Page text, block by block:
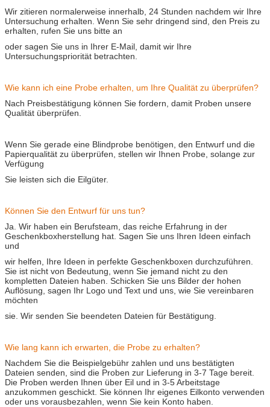
Wir zitieren normalerweise innerhalb, 24 Stunden nachdem wir Ihre
Untersuchung erhalten. Wenn Sie sehr dringend sind, den Preis zu
erhalten, rufen Sie uns bitte an
oder sagen Sie uns in Ihrer E-Mail, damit wir Ihre
Untersuchungspriorität betrachten.
Wie kann ich eine Probe erhalten, um Ihre Qualität zu überprüfen?
Nach Preisbestätigung können Sie fordern, damit Proben unsere
Qualität überprüfen.
Wenn Sie gerade eine Blindprobe benötigen, den Entwurf und die
Papierqualität zu überprüfen, stellen wir Ihnen Probe, solange zur
Verfügung
Sie leisten sich die Eilgüter.
Können Sie den Entwurf für uns tun?
Ja. Wir haben ein Berufsteam, das reiche Erfahrung in der
Geschenkboxherstellung hat. Sagen Sie uns Ihren Ideen einfach
und
wir helfen, Ihre Ideen in perfekte Geschenkboxen durchzuführen.
Sie ist nicht von Bedeutung, wenn Sie jemand nicht zu den
kompletten Dateien haben. Schicken Sie uns Bilder der hohen
Auflösung, sagen Ihr Logo und Text und uns, wie Sie vereinbaren
möchten
sie. Wir senden Sie beendeten Dateien für Bestätigung.
Wie lang kann ich erwarten, die Probe zu erhalten?
Nachdem Sie die Beispielgebühr zahlen und uns bestätigten
Dateien senden, sind die Proben zur Lieferung in 3-7 Tage bereit.
Die Proben werden Ihnen über Eil und in 3-5 Arbeitstage
anzukommen geschickt. Sie können Ihr eigenes Eilkonto verwenden
oder uns vorausbezahlen, wenn Sie kein Konto haben.